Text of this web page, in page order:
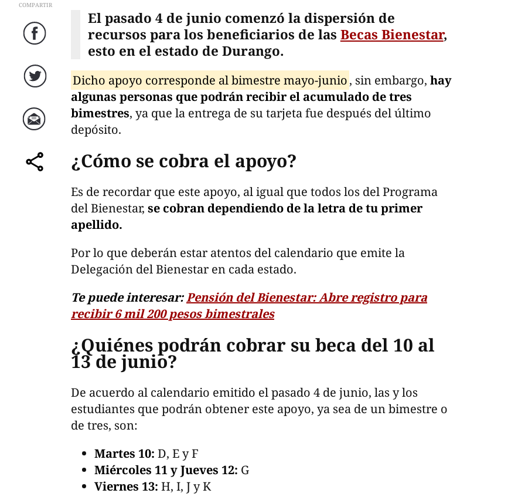
COMPARTIR
Facebook
Twitter
Correo
comparte
El pasado 4 de junio comenzó la dispersión de
recursos para los beneficiarios de las Becas Bienestar,
esto en el estado de Durango.
Dicho apoyo corresponde al bimestre mayo-junio, sin embargo, hay
algunas personas que podrán recibir el acumulado de tres
bimestres, ya que la entrega de su tarjeta fue después del último
depósito.
¿Cómo se cobra el apoyo?
Es de recordar que este apoyo, al igual que todos los del Programa
del Bienestar, se cobran dependiendo de la letra de tu primer
apellido.
Por lo que deberán estar atentos del calendario que emite la
Delegación del Bienestar en cada estado.
Te puede interesar:Pensión del Bienestar: Abre registro para
recibir 6 mil 200 pesos bimestrales
¿Quiénes podrán cobrar su beca del 10 al
13 de junio?
De acuerdo al calendario emitido el pasado 4 de junio, las y los
estudiantes que podrán obtener este apoyo, ya sea de un bimestre o
de tres, son:
Martes 10: D, E y F
Miércoles 11 y Jueves 12: G
Viernes 13: H, I, J y K